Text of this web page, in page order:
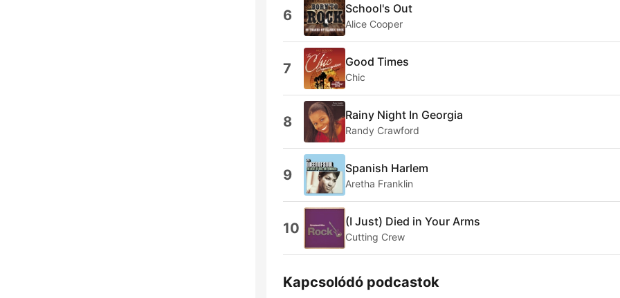
6 School's Out
Alice Cooper
7 Good Times
Chic
8 Rainy Night In Georgia
Randy Crawford
9 Spanish Harlem
Aretha Franklin
10 (I Just) Died in Your Arms
Cutting Crew
Kapcsolódó podcastok